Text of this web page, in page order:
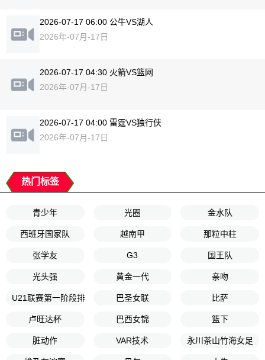
2026-07-17 06:00 公牛VS湖人
2026年-07月-17日
2026-07-17 04:30 火箭VS篮网
2026年-07月-17日
2026-07-17 04:00 雷霆VS独行侠
2026年-07月-17日
热门标签
青少年 光圈 金水队
西班牙国家队 越南甲 那粒中柱
张学友 G3 国王队
光头强 黄金一代 亲吻
U21联赛第一阶段排位赛1第1轮巴圣女联 比萨
卢旺达杯 巴西女锦 篮下
脏动作 VAR技术 永川茶山竹海女足